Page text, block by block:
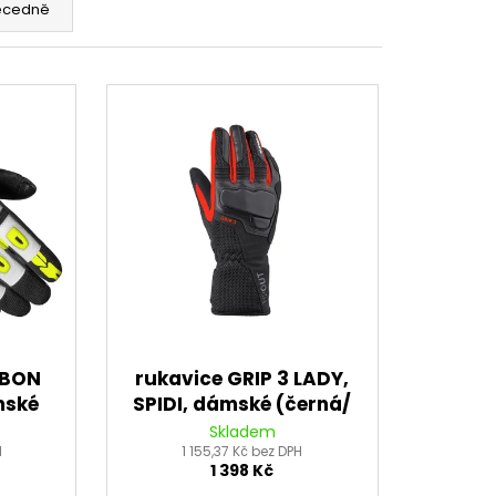
rukavice GRIP 3 LADY,
SPIDI, dámské (černá/
červená)
Skladem
1 155,37 Kč bez DPH
1 398 Kč
TŘMENU